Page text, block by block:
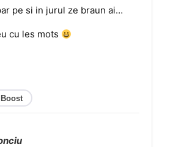
pe si in jurul ze braun ai…
cu les mots
Boost